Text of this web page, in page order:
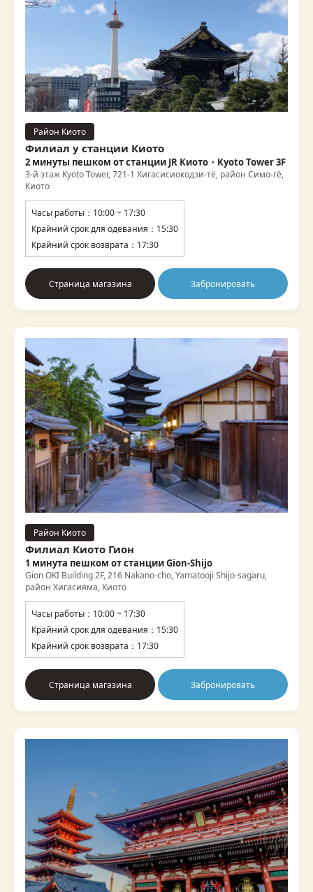
Район Киото
Филиал у станции Киото
2 минуты пешком от станции JR Киото・Kyoto Tower 3F
3-й этаж Kyoto Tower, 721-1 Хигасисиокодзи-тё, район Симо-гё,
Киото
Часы работы：10:00 ~ 17:30
Крайний срок для одевания：15:30
Крайний срок возврата：17:30
Страница магазина Забронировать
Район Киото
Филиал Киото Гион
1 минута пешком от станции Gion-Shijo
Gion OKI Building 2F, 216 Nakano-cho, Yamatooji Shijo-sagaru,
район Хигасияма, Киото
Часы работы：10:00 ~ 17:30
Крайний срок для одевания：15:30
Крайний срок возврата：17:30
Страница магазина Забронировать